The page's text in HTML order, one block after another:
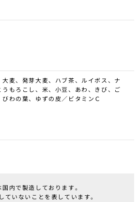
麦、発芽大麦、ハブ茶、ルイボス、ナ
もろこし、米、小豆、あわ、きび、ご
わの葉、ゆずの皮／ビタミンＣ
内で製造しております。
いないことを表しています。